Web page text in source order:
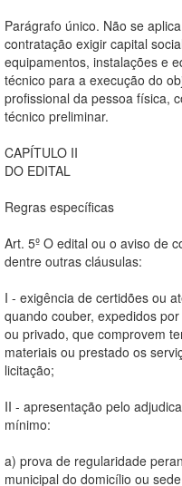
Parágrafo único. Não se
contratação exigir capital
equipamentos, instalações e
técnico para a execução do
profissional da pessoa física,
técnico preliminar.
CAPÍTULO II
DO EDITAL
Regras específicas
Art. 5º O edital ou o aviso de
dentre outras cláusulas:
I - exigência de certidões ou
quando couber, expedidos
ou privado, que comprovem
materiais ou prestado os
licitação;
II - apresentação pelo
mínimo:
a) prova de regularidade
municipal do domicílio ou